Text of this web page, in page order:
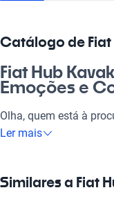
Catálogo de Fiat
Fiat Hub
Emoções e
Olha, quem está à
tecnologia e eficiência,
melhores aventuras
localização
Ler mais
Similares a Fiat